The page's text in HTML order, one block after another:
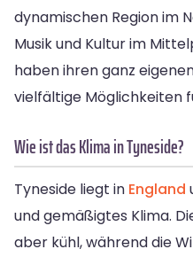
dynamischen Region im
Musik und Kultur im
haben ihren ganz
vielfältige Möglichkeiten
Wie ist das Klima in Tyneside?
Tyneside liegt in England
und gemäßigtes Klima.
aber kühl, während die